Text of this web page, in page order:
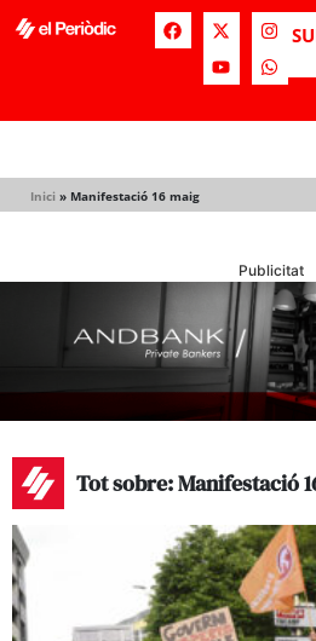
Inici » Manifestació 16 maig
Publicitat
Tot sobre: Manifestació